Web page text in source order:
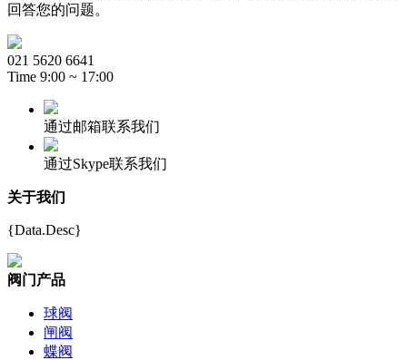
回答您的问题。
021 5620 6641
Time 9:00 ~ 17:00
通过邮箱联系我们
通过Skype联系我们
关于我们
{Data.Desc}
阀门产品
球阀
闸阀
蝶阀